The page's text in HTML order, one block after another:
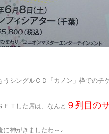
うシングルＣＤ「カノン」枠でのチ
ＥＴした席は、なんと ９列目の
に神がきましたわ～♪